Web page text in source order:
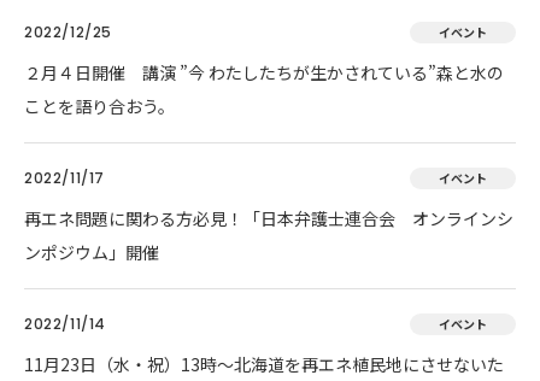
2022/12/25 イベント
２月４日開催 講演 ”今 わたしたちが生かされている”森と水の
ことを語り合おう。
2022/11/17 イベント
再エネ問題に関わる方必見！「日本弁護士連合会 オンラインシ
ンポジウム」開催
2022/11/14 イベント
11月23日（水・祝）13時～北海道を再エネ植民地にさせないた